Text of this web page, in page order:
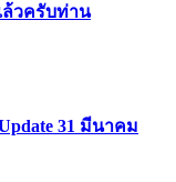
ล้วครับท่าน
31 มีนาคม